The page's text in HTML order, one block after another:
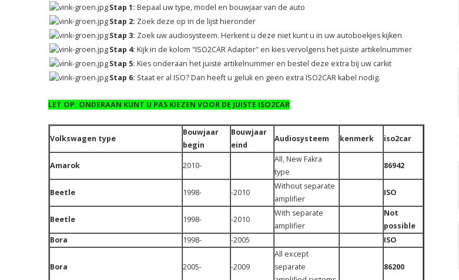
Stap 1: Bepaal uw type, model en bouwjaar van de auto
Stap 2: Zoek deze op in de lijst hieronder
Stap 3: Zoek uw audiosysteem. Herkent u deze niet kunt u in uw autoboekjes kijken
Stap 4: Kijk in de kolom "ISO2CAR Adapter" en kies vervolgens het juiste artikelnummer
Stap 5: Kies onderaan het juiste artikelnummer en bestel deze extra bij uw carkit
Stap 6: Staat er al ISO? Dan heeft u geluk en geen extra ISO2CAR kabel nodig.
LET OP: ONDERAAN KUNT U PAS KIEZEN VOOR DE JUISTE ISO2CAR
Volkswagen type
Bouwjaar
begin
Bouwjaar
eind
Audiosysteem kenmerk iso2car
Amarok 2010-
All, New Fakra
type
86942
Beetle 1998- -2010
Without separate
amplifier
ISO
Beetle 1998- -2010
With separate
amplifier
Not
possible
Bora
1998- -2005 ISO
Bora 2005- -2009
All except
separate
86200